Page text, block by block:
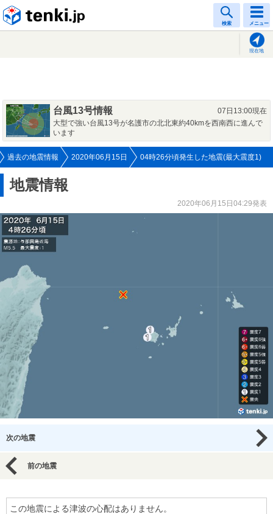
検索 メニュー
現在地
台風13号情報
07日13:00現在
大型で強い台風13号が名護市の北北東約40kmを西南西に進んで
います
過去の地震情報 2020年06月15日 04時26分頃発生した地震(最大震度1)
地震情報
2020年06月15日04:29発表
次の地震
前の地震
この地震による津波の心配はありません。